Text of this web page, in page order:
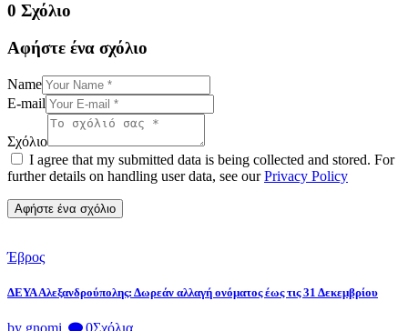
0 Σχόλιο
Αφήστε ένα σχόλιο
Name
E-mail
Σχόλιο
I agree that my submitted data is being collected and stored. For
further details on handling user data, see ourPrivacy Policy
Έβρος
ΔΕΥΑ Αλεξανδρούπολης: Δωρεάν αλλαγή ονόματος έως τις 31 Δεκεμβρίου
by gnomi 0Σχόλια